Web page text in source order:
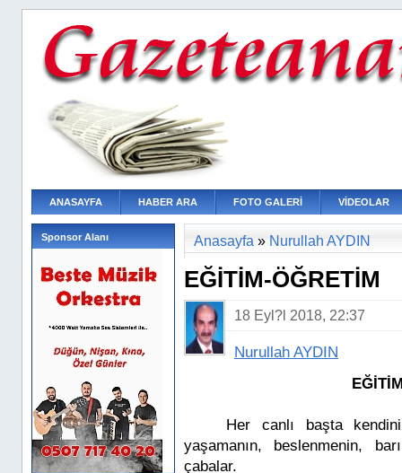
ANASAYFA HABER ARA FOTO GALERİ VİDEOLAR
Sponsor Alanı Anasayfa » Nurullah AYDIN
EĞİTİM-ÖĞRETİM
18 Eyl?l 2018, 22:37
Nurullah AYDIN
EĞİTİM-
Her canlı başta
yaşamanın, beslenmenin,
çabalar.